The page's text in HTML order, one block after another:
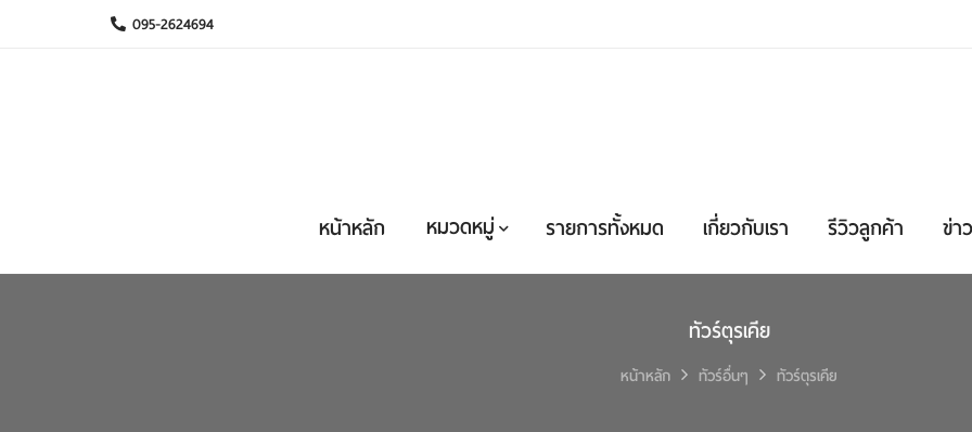
095-2624694
หน้าหลัก หมวดหมู่ รายการทั้งหมด เกี่ยวกับเรา รีวิวลูกค้า ข่า
ทัวร์ตุรเคีย
หน้าหลัก ทัวร์อื่นๆ ทัวร์ตุรเคีย